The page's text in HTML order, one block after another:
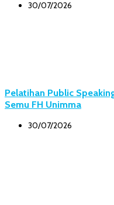
30/07/2026
Pelatihan Public
Semu FH Unimma
30/07/2026